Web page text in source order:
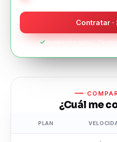
Contratar ·
Instalación gratis · Te
¿Cuál me
PLAN